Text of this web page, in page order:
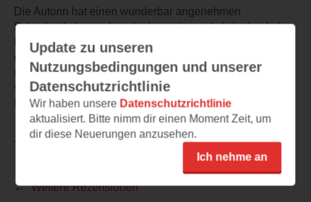
Die Autorin hat einen wunderbar angenehmen
Schreibstil, der es dem:der Leser:in ermöglicht durch das
Buch zu fliegen und die Geschichte mit allen Sinnen zu
erleben. Sie hat die Biografie dieser berühmten Person
sehr erfolgreich in einen Roman umgewandelt, der nichts
vermissen lässt.
Klare Empfehlung von mir!
TEILEN
Weitere Rezensionen
Update zu unseren
Nutzungsbedingungen und unserer
Datenschutzrichtlinie
Wir haben unsere Datenschutzrichtlinie
aktualisiert. Bitte nimm dir einen Moment Zeit, um
dir diese Neuerungen anzusehen.
Ich nehme an